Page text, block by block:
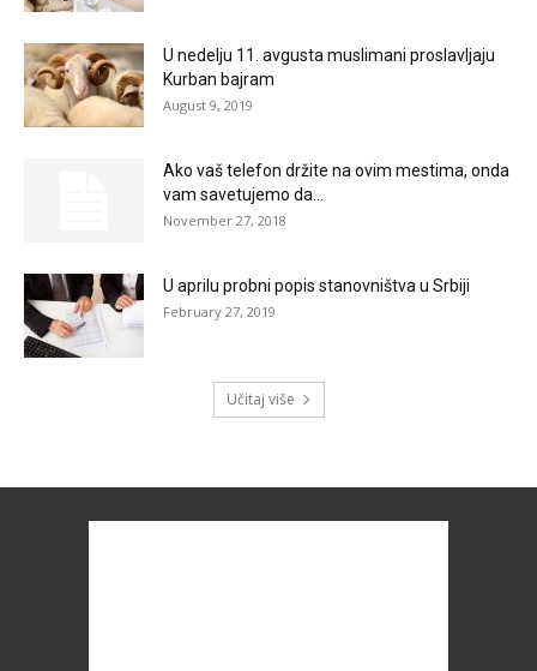
U nedelju 11. avgusta muslimani proslavljaju
Kurban bajram
August 9, 2019
Ako vaš telefon držite na ovim mestima, onda
vam savetujemo da...
November 27, 2018
U aprilu probni popis stanovništva u Srbiji
February 27, 2019
Učitaj više